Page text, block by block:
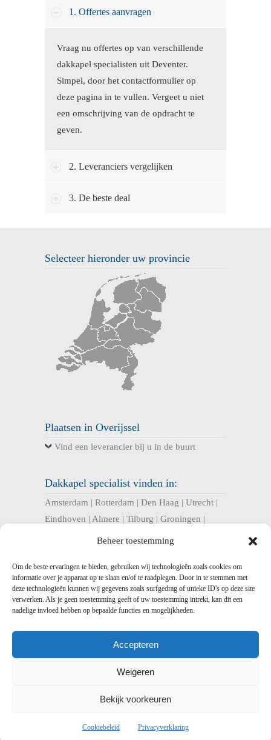
Beheer toestemming
Om de beste ervaringen te bieden, gebruiken wij technologieën zoals cookies om
informatie over je apparaat op te slaan en/of te raadplegen. Door in te stemmen met
deze technologieën kunnen wij gegevens zoals surfgedrag of unieke ID's op deze site
verwerken. Als je geen toestemming geeft of uw toestemming intrekt, kan dit een
nadelige invloed hebben op bepaalde functies en mogelijkheden.
Accepteren
Weigeren
Bekijk voorkeuren
Cookiebeleid Privacyverklaring
1. Offertes aanvragen
Vraag nu offertes op van verschillende
dakkapel specialisten uit Deventer.
Simpel, door het contactformulier op
deze pagina in te vullen. Vergeet u niet
een omschrijving van de opdracht te
geven.
2. Leveranciers vergelijken
3. De beste deal
Selecteer hieronder uw provincie
Plaatsen in Overijssel
Vind een leverancier bij u in de buurt
Dakkapel specialist vinden in:
Amsterdam | Rotterdam | Den Haag | Utrecht |
Eindhoven | Almere | Tilburg | Groningen |
U bent hier:
Dakkapel Expres>Dakkapel Overijssel –
Deventer – Prefab, kunststof en houten
dakkapellen
Expres -- Voorwaarden